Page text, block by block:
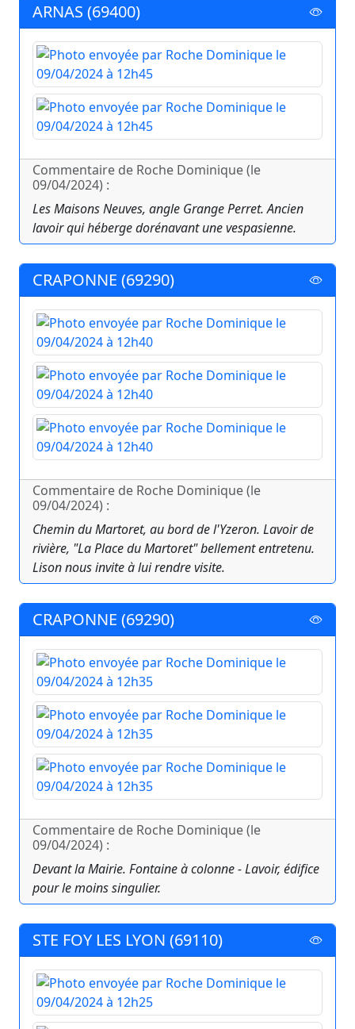
ARNAS (69400)
Commentaire de Roche Dominique (le
09/04/2024) :
Les Maisons Neuves, angle Grange Perret. Ancien
lavoir qui héberge dorénavant une vespasienne.
CRAPONNE (69290)
Commentaire de Roche Dominique (le
09/04/2024) :
Chemin du Martoret, au bord de l'Yzeron. Lavoir de
rivière, "La Place du Martoret" bellement entretenu.
Lison nous invite à lui rendre visite.
CRAPONNE (69290)
Commentaire de Roche Dominique (le
09/04/2024) :
Devant la Mairie. Fontaine à colonne - Lavoir, édifice
pour le moins singulier.
STE FOY LES LYON (69110)